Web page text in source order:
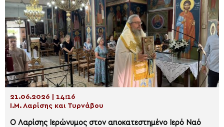
21.06.2026 | 14:16
Ι.Μ. Λαρίσης και Τυρνάβου
Ο Λαρίσης Ιερώνυμος στον αποκατεστημένο Ιερό Ναό